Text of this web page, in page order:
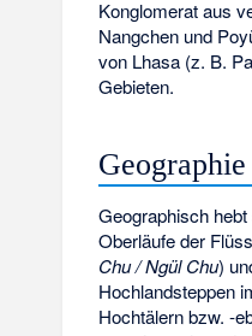
Konglomerat aus
Nangchen und
von Lhasa (z. B.
Gebieten.
Geographie
Geographisch
Oberläufe der
Chu / Ngül Chu)
Hochlandsteppen
Hochtälern bzw.